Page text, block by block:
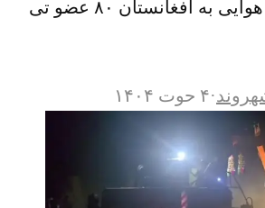
پاکستان: در حمله هوایی به افغانستان ۸۰ عضو تی
·۴ حوت ۱۴۰۴